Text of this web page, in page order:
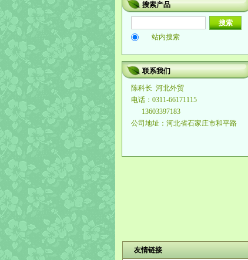
搜索产品
站内搜索
联系我们
陈科长 河北外贸
电话：0311-66171115
13603397183
公司地址：河北省石家庄市和平路
友情链接